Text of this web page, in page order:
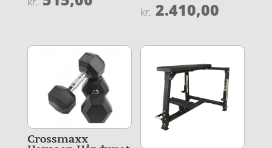
4.2
Vurderet
4.5
kr. 2.410,00
Crossmaxx